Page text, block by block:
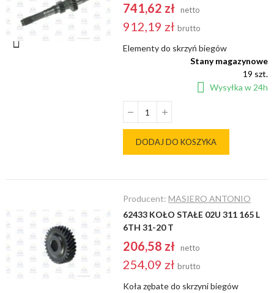
741,62 zł netto
912,19 zł brutto
Elementy do skrzyń biegów
Stany magazynowe
19 szt.
Wysyłka w 24h
DODAJ DO KOSZYKA
Producent:MASIERO ANTONIO
62433 KOŁO STAŁE 02U 311 165 L
6TH 31-20 T
206,58 zł netto
254,09 zł brutto
Koła zębate do skrzyni biegów